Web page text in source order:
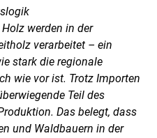
werden in der
verarbeitet – ein
stark die regionale
wie vor ist. Trotz Importen
Teil des
Das belegt, dass
und Waldbauern in der